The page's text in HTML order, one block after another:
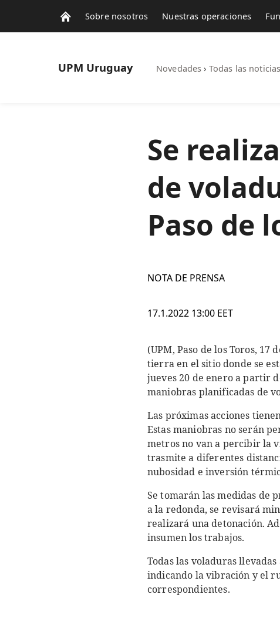
Sobre nosotros Nuestras operaciones
UPM Uruguay Novedades › Todas las noticias
Se
de
Paso de
NOTA DE PRENSA
17.1.2022 13:00 EET
(UPM, Paso de los Toros,
tierra en el sitio donde se
jueves 20 de enero a partir
maniobras planificadas de
Las próximas acciones
Estas maniobras no serán
metros no van a percibir la
trasmite a diferentes
nubosidad e inversión
Se tomarán las medidas de
a la redonda, se revisará
realizará una detonación.
insumen los trabajos.
Todas las voladuras
indicando la vibración y el
correspondientes.